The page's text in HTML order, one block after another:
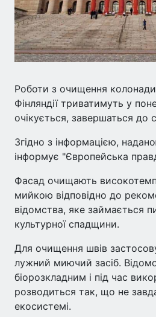
Роботи з очищення
Фінляндії триватимуть у
очікується, завершаться до
Згідно з інформацією,
інформує "Європейська
Фасад очищають
мийкою відповідно до
відомства, яке займається
культурної спадщини.
Для очищення швів
лужний миючий засіб.
біорозкладним і під час
розводиться так, що не
екосистемі.